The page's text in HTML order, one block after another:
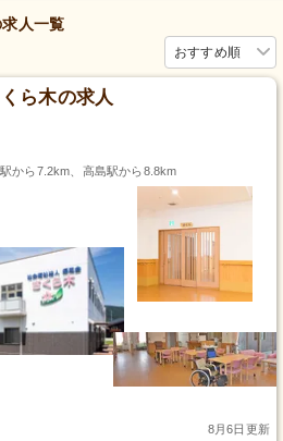
人一覧
おすすめ順
ら木の求人
から7.2km、高島駅から8.8km
8月6日更新